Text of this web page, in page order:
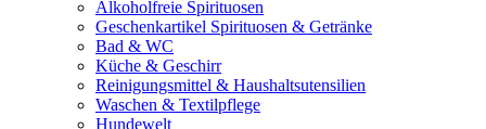
Alkoholfreie Spirituosen
Geschenkartikel Spirituosen & Getränke
Bad & WC
Küche & Geschirr
Reinigungsmittel & Haushaltsutensilien
Waschen & Textilpflege
Hundewelt